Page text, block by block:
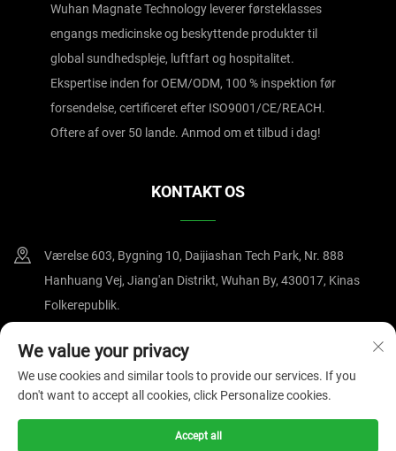
Wuhan Magnate Technology leverer førsteklasses
engangs medicinske og beskyttende produkter til
global sundhedspleje, luftfart og hospitalitet.
Ekspertise inden for OEM/ODM, 100 % inspektion før
forsendelse, certificeret efter ISO9001/CE/REACH.
Oftere af over 50 lande. Anmod om et tilbud i dag!
KONTAKT OS
Værelse 603, Bygning 10, Daijiashan Tech Park, Nr. 888
Hanhuang Vej, Jiang'an Distrikt, Wuhan By, 430017, Kinas
Folkerepublik.
+86-15607122519
[email protected]
Copyright © 2025 af Wuhan Magnate Technology Co., Ltd.
We value your privacy
We use cookies and similar tools to provide our services. If you
don't want to accept all cookies, click Personalize cookies.
Accept all